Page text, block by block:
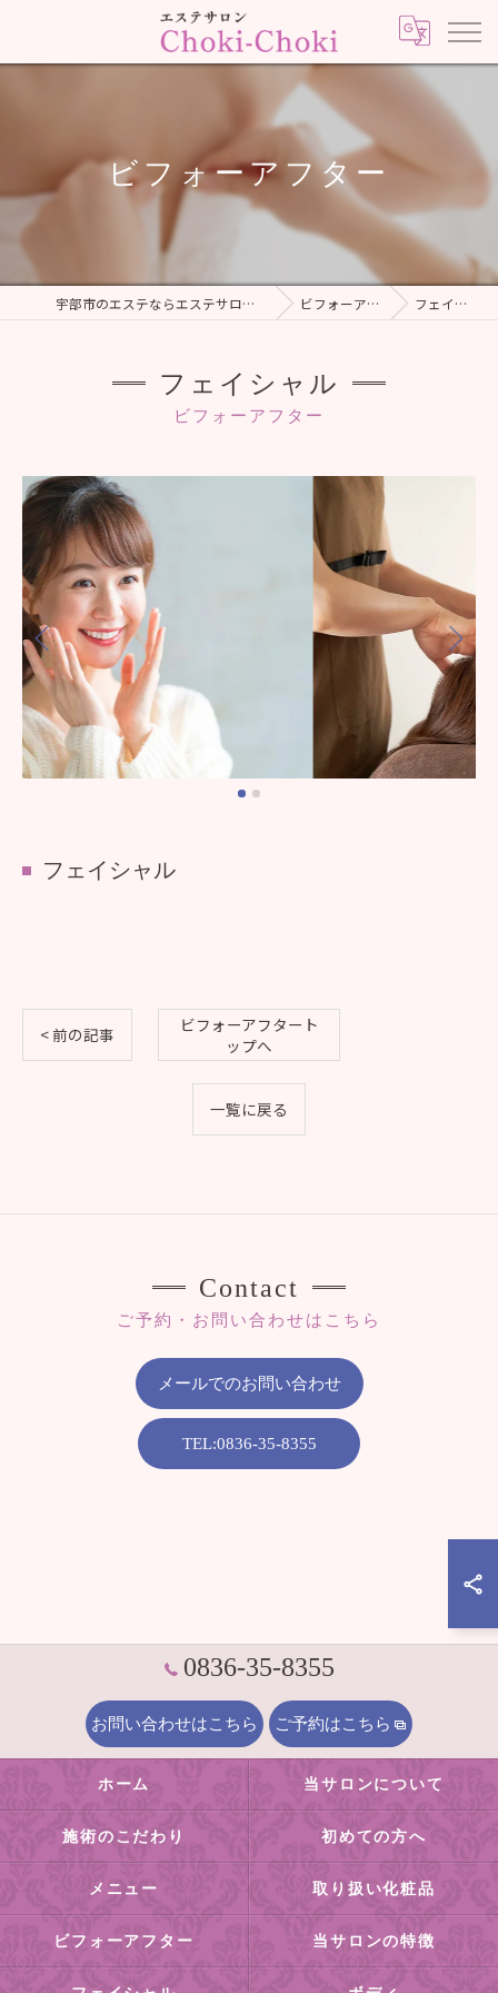
ビフォーアフター
宇部市のエステならエステサロンChoki-Choki ビフォーアフター フェイシャル
ビフォーアフター
フェイシャル
フェイシャル
< 前の記事
ビフォーアフタート
ップへ
一覧に戻る
ご予約・お問い合わせはこちら
Contact
メールでのお問い合わせ
TEL:0836-35-8355
0836-35-8355
お問い合わせはこちら ご予約はこちら
ホーム 当サロンについて
施術のこだわり 初めての方へ
メニュー 取り扱い化粧品
ビフォーアフター 当サロンの特徴